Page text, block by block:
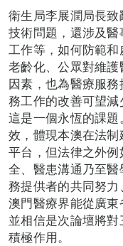
衛生局李展潤局長
技術問題，還涉及
工作等，如何防範
老齡化、公眾對維
因素，也為醫療服
務工作的改善可望
這是一個永恆的課
效，體現本澳在法
平台，但法律之外
全、醫患溝通乃至
務提供者的共同努
澳門醫療界能從廣東
並相信是次論壇將
積極作用。